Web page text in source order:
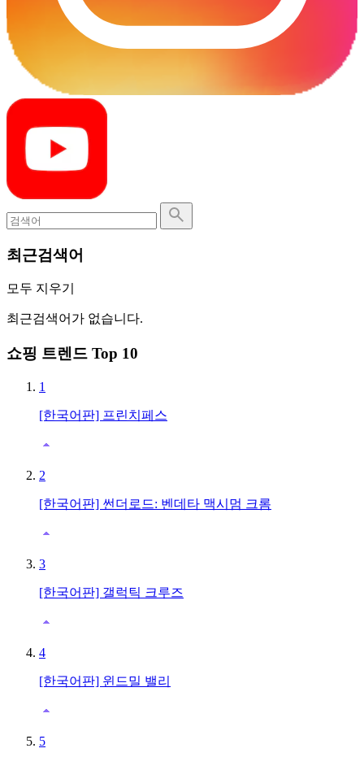
최근검색어
모두 지우기
최근검색어가 없습니다.
쇼핑 트렌드 Top 10
1
[한국어판] 프린치페스
2
[한국어판] 썬더로드: 벤데타 맥시멈 크롬
3
[한국어판] 갤럭틱 크루즈
4
[한국어판] 윈드밀 밸리
5